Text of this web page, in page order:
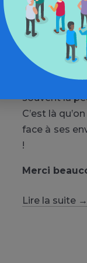
gênante,
Si on est
Mais avoir
Pourquoi
débordent,
des envies
souvent la
C’est là
face à ses
!
Merci
Lire la suite →